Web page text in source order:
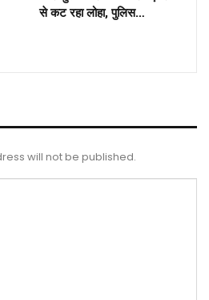
से कट रहा लोहा, पुलिस…
will not be published.